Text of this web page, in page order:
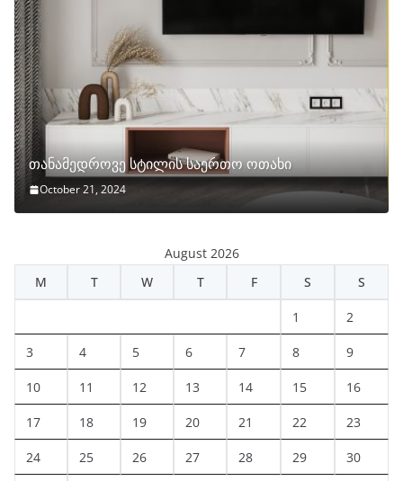
თანამედროვე სტილის საერთო ოთახი
October 21, 2024
August 2026
M
T W T F S S
1 2
3 4 5 6 7 8 9
10 11 12 13 14 15 16
17 18 19 20 21 22 23
24 25 26 27 28 29 30